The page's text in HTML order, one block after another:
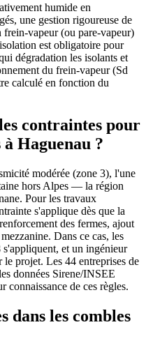
humide en
une gestion rigoureuse de
frein-vapeur (ou pare-vapeur)
est obligatoire pour
dégradation les isolants et
du frein-vapeur (Sd
calculé en fonction du
contraintes pour
Haguenau ?
modérée (zone 3), l'une
hors Alpes — la région
Pour les travaux
s'applique dès que la
des fermes, ajout
Dans ce cas, les
et un ingénieur
projet. Les 44 entreprises de
données Sirene/INSEE
connaissance de ces règles.
dans les combles